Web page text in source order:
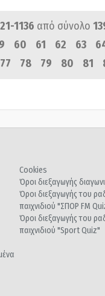
1136 από σύνολο
60 61 62 63
77 78 79 80 81
Cookies
Όροι διεξαγωγής
Όροι διεξαγωγής του
παιχνιδιού "ΣΠΟΡ FM
Όροι διεξαγωγής του
παιχνιδιού "Sport Quiz"